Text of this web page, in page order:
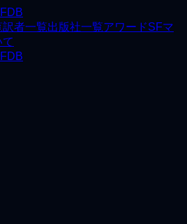
訳者一覧出版社一覧アワードSFマ